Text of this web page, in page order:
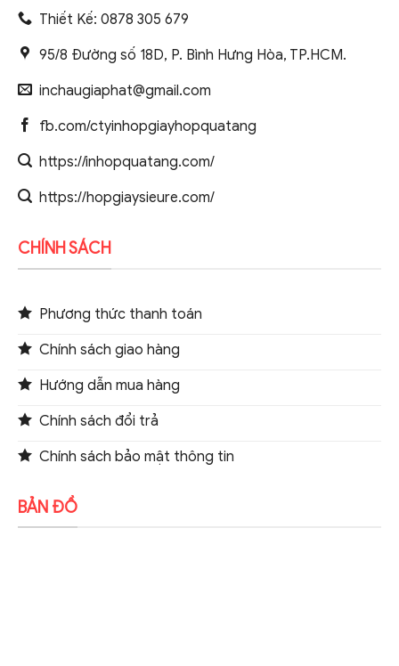
Thiết Kế: 0878 305 679
95/8 Đường số 18D, P. Bình Hưng Hòa, TP.HCM.
inchaugiaphat@gmail.com
fb.com/ctyinhopgiayhopquatang
https://inhopquatang.com/
https://hopgiaysieure.com/
CHÍNH SÁCH
Phương thức thanh toán
Chính sách giao hàng
Hướng dẫn mua hàng
Chính sách đổi trả
Chính sách bảo mật thông tin
BẢN ĐỒ